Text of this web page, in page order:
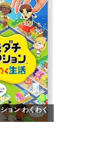
価格：¥4,400
ョン わくわく